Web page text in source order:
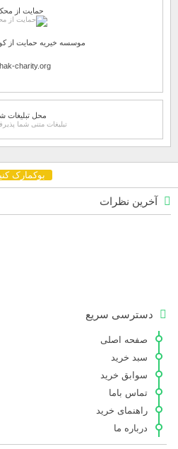
حمایت از
موسسه خیریه حمایت از
charity.org
محل تبلیغات
تبلیغات متنی شما
بوکمارک
آخرین نظرات
دسترسی سریع
صفحه اصلی
سبد خرید
سوابق خرید
تماس باما
راهنمای خرید
درباره ما